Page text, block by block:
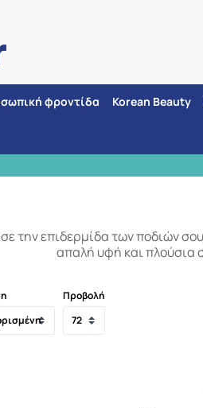
φροντίδα Korean Beauty
την επιδερμίδα των ποδιών
απαλή υφή και πλούσια
Προβολή